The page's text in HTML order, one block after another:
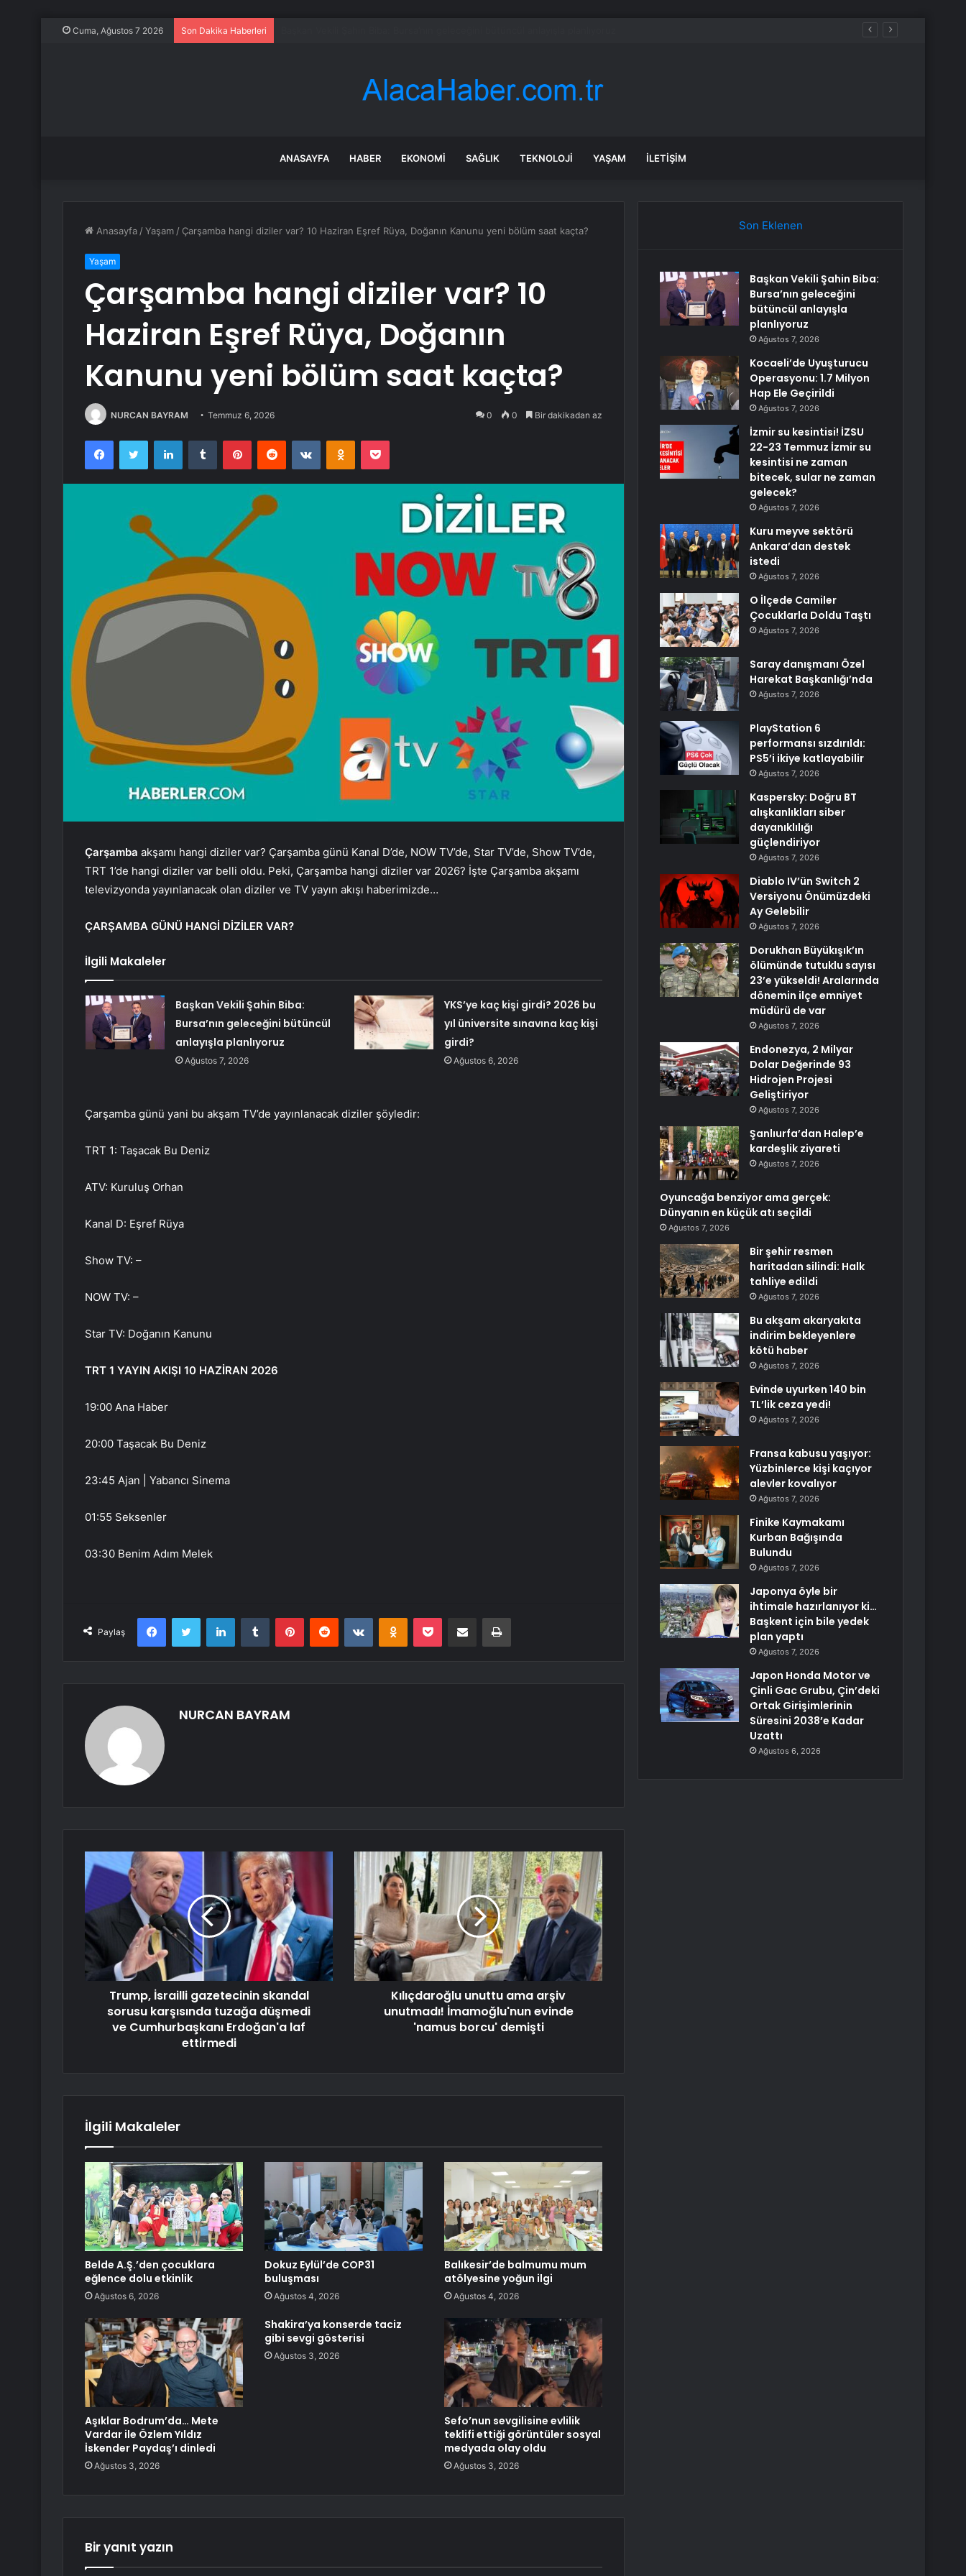
Cuma, Ağustos 7 2026 Son Dakika Haberleri
ANASAYFA HABER EKONOMI SAĞLIK TEKNOLOJI YAŞAM İLETIŞIM
Anasayfa /Yaşam / Çarşamba hangi diziler var? 10 Haziran Eşref Rüya, Doğanın Kanunu yeni bölüm saat kaçta?
Yaşam
Çarşamba hangi diziler var? 10
Haziran Eşref Rüya, Doğanın
Kanunu yeni bölüm saat kaçta?
NURCAN BAYRAM Temmuz 6, 2026 0 0 Bir dakikadan az
FacebookTwitter LinkedInTumblr PinterestReddit VKontakteOdnoklassniki
Pocket
Çarşamba akşamı hangi diziler var? Çarşamba günü Kanal D’de, NOW TV’de, Star TV’de, Show TV’de,
TRT 1’de hangi diziler var belli oldu. Peki, Çarşamba hangi diziler var 2026? İşte Çarşamba akşamı
televizyonda yayınlanacak olan diziler ve TV yayın akışı haberimizde…
ÇARŞAMBA GÜNÜ HANGİ DİZİLER VAR?
İlgili Makaleler
Başkan Vekili Şahin Biba:
Bursa’nın geleceğini bütüncül
anlayışla planlıyoruz
Ağustos 7, 2026
YKS’ye kaç kişi girdi? 2026 bu
yıl üniversite sınavına kaç kişi
girdi?
Ağustos 6, 2026
Çarşamba günü yani bu akşam TV’de yayınlanacak diziler şöyledir:
TRT 1: Taşacak Bu Deniz
ATV: Kuruluş Orhan
Kanal D: Eşref Rüya
Show TV: –
NOW TV: –
Star TV: Doğanın Kanunu
TRT 1 YAYIN AKIŞI 10 HAZİRAN 2026
19:00 Ana Haber
20:00 Taşacak Bu Deniz
23:45 Ajan | Yabancı Sinema
01:55 Seksenler
03:30 Benim Adım Melek
Paylaş
FacebookTwitter LinkedInTumblr PinterestReddit VKontakteOdnoklassniki
Pocket E-Posta ile paylaş Yazdır
NURCAN BAYRAM
Trump, İsrailli gazetecinin skandal
sorusu karşısında tuzağa düşmedi
ve Cumhurbaşkanı Erdoğan'a laf
ettirmedi
Kılıçdaroğlu unuttu ama arşiv
unutmadı! İmamoğlu'nun evinde
'namus borcu' demişti
İlgili Makaleler
Belde A.Ş.’den çocuklara
eğlence dolu etkinlik
Ağustos 6, 2026
Dokuz Eylül’de COP31
buluşması
Ağustos 4, 2026
Balıkesir’de balmumu mum
atölyesine yoğun ilgi
Ağustos 4, 2026
Aşıklar Bodrum’da… Mete
Vardar ile Özlem Yıldız
İskender Paydaş’ı dinledi
Ağustos 3, 2026
Shakira’ya konserde taciz
gibi sevgi gösterisi
Ağustos 3, 2026
Sefo’nun sevgilisine evlilik
teklifi ettiği görüntüler sosyal
medyada olay oldu
Ağustos 3, 2026
Bir yanıt yazın
Son Eklenen
Başkan Vekili Şahin Biba:
Bursa’nın geleceğini
bütüncül anlayışla
planlıyoruz
Ağustos 7, 2026
Kocaeli’de Uyuşturucu
Operasyonu: 1.7 Milyon
Hap Ele Geçirildi
Ağustos 7, 2026
İzmir su kesintisi! İZSU
22-23 Temmuz İzmir su
kesintisi ne zaman
bitecek, sular ne zaman
gelecek?
Ağustos 7, 2026
Kuru meyve sektörü
Ankara’dan destek
istedi
Ağustos 7, 2026
O İlçede Camiler
Çocuklarla Doldu Taştı
Ağustos 7, 2026
Saray danışmanı Özel
Harekat Başkanlığı’nda
Ağustos 7, 2026
PlayStation 6
performansı sızdırıldı:
PS5’i ikiye katlayabilir
Ağustos 7, 2026
Kaspersky: Doğru BT
alışkanlıkları siber
dayanıklılığı
güçlendiriyor
Ağustos 7, 2026
Diablo IV’ün Switch 2
Versiyonu Önümüzdeki
Ay Gelebilir
Ağustos 7, 2026
Dorukhan Büyükışık’ın
ölümünde tutuklu sayısı
23’e yükseldi! Aralarında
dönemin ilçe emniyet
müdürü de var
Ağustos 7, 2026
Endonezya, 2 Milyar
Dolar Değerinde 93
Hidrojen Projesi
Geliştiriyor
Ağustos 7, 2026
Şanlıurfa’dan Halep’e
kardeşlik ziyareti
Ağustos 7, 2026
Oyuncağa benziyor ama gerçek:
Dünyanın en küçük atı seçildi
Ağustos 7, 2026
Bir şehir resmen
haritadan silindi: Halk
tahliye edildi
Ağustos 7, 2026
Bu akşam akaryakıta
indirim bekleyenlere
kötü haber
Ağustos 7, 2026
Evinde uyurken 140 bin
TL’lik ceza yedi!
Ağustos 7, 2026
Fransa kabusu yaşıyor:
Yüzbinlerce kişi kaçıyor
alevler kovalıyor
Ağustos 7, 2026
Finike Kaymakamı
Kurban Bağışında
Bulundu
Ağustos 7, 2026
Japonya öyle bir
ihtimale hazırlanıyor ki…
Başkent için bile yedek
plan yaptı
Ağustos 7, 2026
Japon Honda Motor ve
Çinli Gac Grubu, Çin’deki
Ortak Girişimlerinin
Süresini 2038’e Kadar
Uzattı
Ağustos 6, 2026